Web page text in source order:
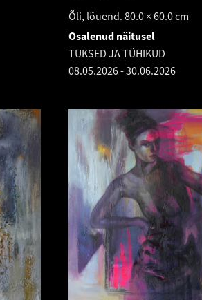
Õli, lõuend. 80.0 × 60.0 cm
Osalenud näitusel
TUKSED JA TÜHIKUD
08.05.2026-30.06.2026